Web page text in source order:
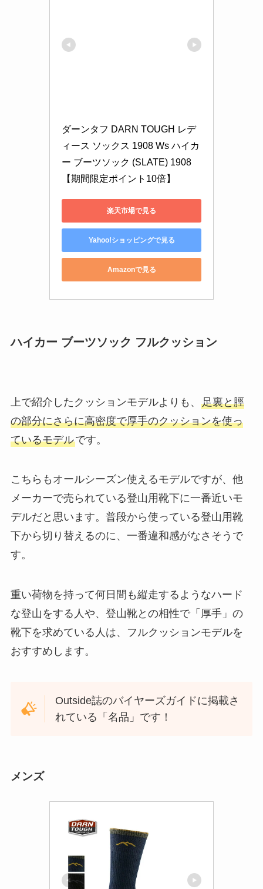
ダーンタフ DARN TOUGH レデ
ィース ソックス 1908 Ws ハイカ
ー ブーツソック (SLATE) 1908
【期間限定ポイント10倍】
楽天市場で見る
Yahoo!ショッピングで見る
Amazonで見る
ハイカー ブーツソック フルクッション
上で紹介したクッションモデルよりも、 足裏と脛
の部分にさらに高密度で厚手のクッションを使っ
ているモデルです。
こちらもオールシーズン使えるモデルですが、他
メーカーで売られている登山用靴下に一番近いモ
デルだと思います。普段から使っている登山用靴
下から切り替えるのに、一番違和感がなさそうで
す。
重い荷物を持って何日間も縦走するようなハード
な登山をする人や、登山靴との相性で「厚手」の
靴下を求めている人は、フルクッションモデルを
おすすめします。
Outside誌のバイヤーズガイドに掲載さ
れている「名品」です！
メンズ